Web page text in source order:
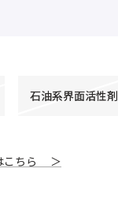
石油系界面活性剤
こちら ＞